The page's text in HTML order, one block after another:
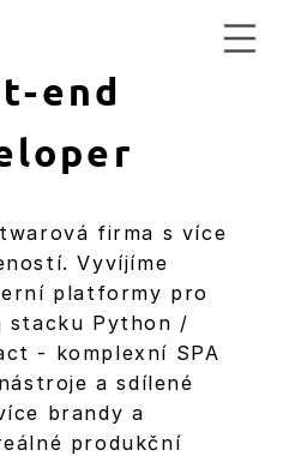
end
firma s více
Vyvíjíme
platformy pro
stacku Python /
- komplexní SPA
a sdílené
brandy a
produkční